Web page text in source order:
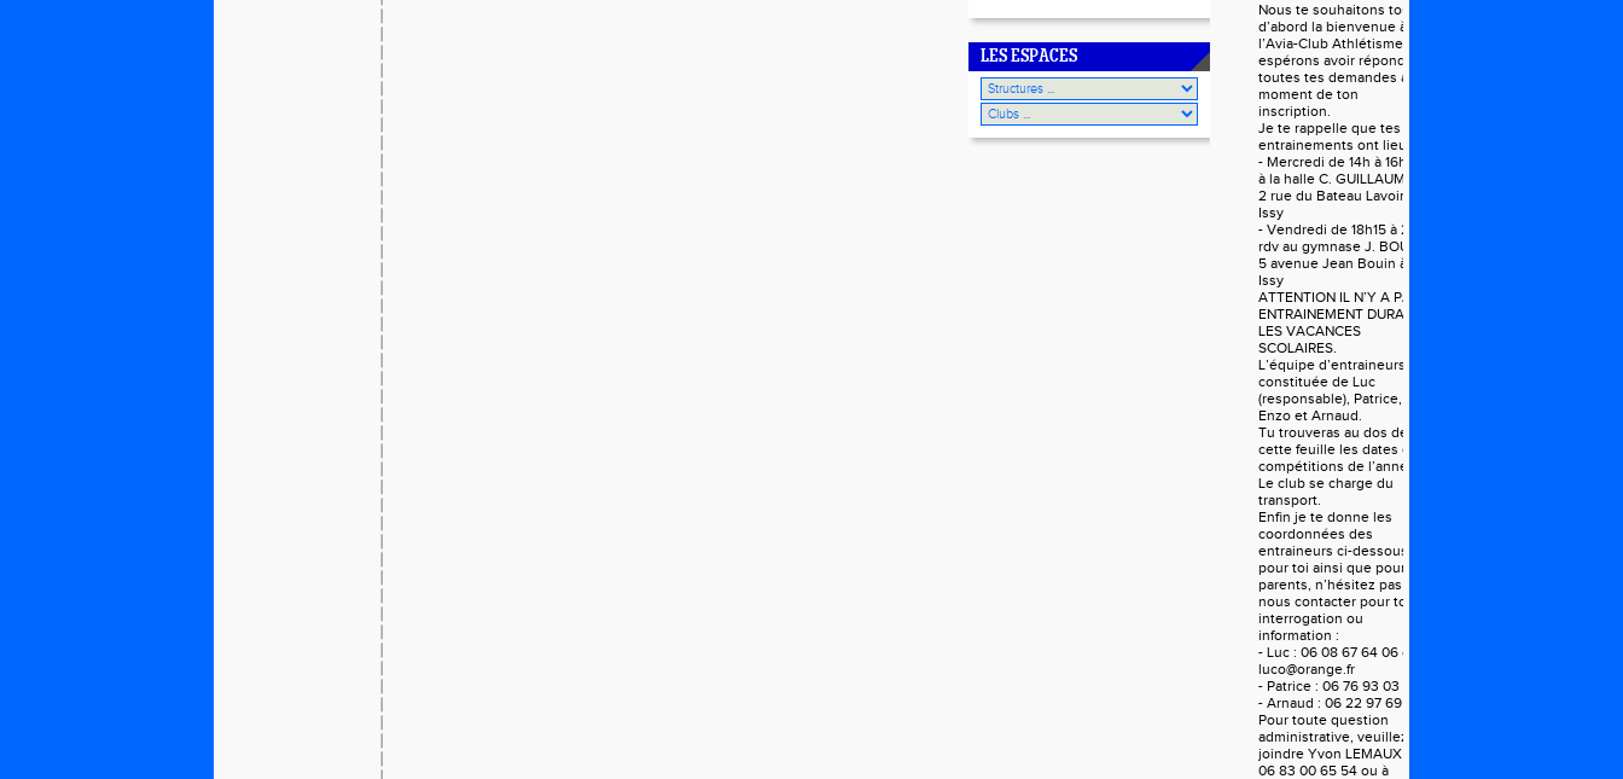
LES ESPACES
Nous te souhaitons tout
d’abord la bienvenue à
l’Avia-Club Athlétisme et
espérons avoir répondu à
toutes tes demandes au
moment de ton
inscription.
Je te rappelle que tes
entrainements ont lieu le :
- Mercredi de 14h à 16h rdv
à la halle C. GUILLAUME
2 rue du Bateau Lavoir à
Issy
- Vendredi de 18h15 à 20h
rdv au gymnase J. BOUIN
5 avenue Jean Bouin à
Issy
ATTENTION IL N’Y A PAS
ENTRAINEMENT DURANT
LES VACANCES
SCOLAIRES.
L’équipe d’entraineurs est
constituée de Luc
(responsable), Patrice,
Enzo et Arnaud.
Tu trouveras au dos de
cette feuille les dates des
compétitions de l’année.
Le club se charge du
transport.
Enfin je te donne les
coordonnées des
entraineurs ci-dessous,
pour toi ainsi que pour tes
parents, n’hésitez pas à
nous contacter pour toute
interrogation ou
information :
- Luc : 06 08 67 64 06 ou
luco@orange.fr
- Patrice : 06 76 93 03 45
- Arnaud : 06 22 97 69 04
Pour toute question
administrative, veuillez
joindre Yvon LEMAUX :
06 83 00 65 54 ou à